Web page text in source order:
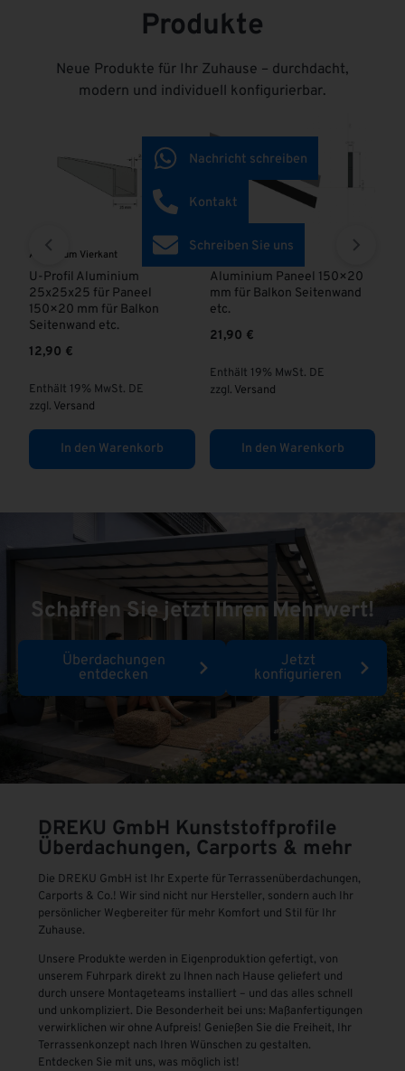
Produkte
Neue Produkte für Ihr Zuhause – durchdacht,
modern und individuell konfigurierbar.
Paneel
für Balkon
DE
Warenkorb
Aluminium Vierkant
Aluminium Paneel 150×20
mm für Balkon Seitenwand
etc.
Enthält 19% MwSt. DE
zzgl.Versand
In den Warenkorb
Aluminium Elemente
Alu-
Premium
zzgl.Versand
Ausführung
Schaffen Sie jetzt Ihren Mehrwert!
Überdachungen
entdecken
Jetzt
konfigurieren
DREKU GmbH Kunststoffprofile
Überdachungen, Carports & mehr
Die DREKU GmbH ist Ihr Experte für Terrassenüberdachungen,
Carports & Co.! Wir sind nicht nur Hersteller, sondern auch Ihr
persönlicher Wegbereiter für mehr Komfort und Stil für Ihr
Zuhause.
Unsere Produkte werden in Eigenproduktion gefertigt, von
unserem Fuhrpark direkt zu Ihnen nach Hause geliefert und
durch unsere Montageteams installiert – und das alles schnell
und unkompliziert. Die Besonderheit bei uns: Maßanfertigungen
verwirklichen wir ohne Aufpreis! Genießen Sie die Freiheit, Ihr
Terrassenkonzept nach Ihren Wünschen zu gestalten.
Entdecken Sie mit uns, was möglich ist!
Nachricht schreiben
Kontakt
Schreiben Sie uns